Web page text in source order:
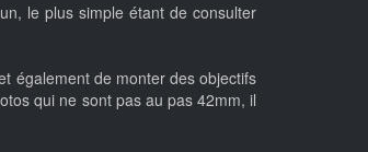
le plus simple étant de consulter
également de monter des objectifs
qui ne sont pas au pas 42mm, il